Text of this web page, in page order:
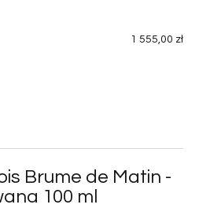
1 555,00 zł
Brume de Matin -
100 ml